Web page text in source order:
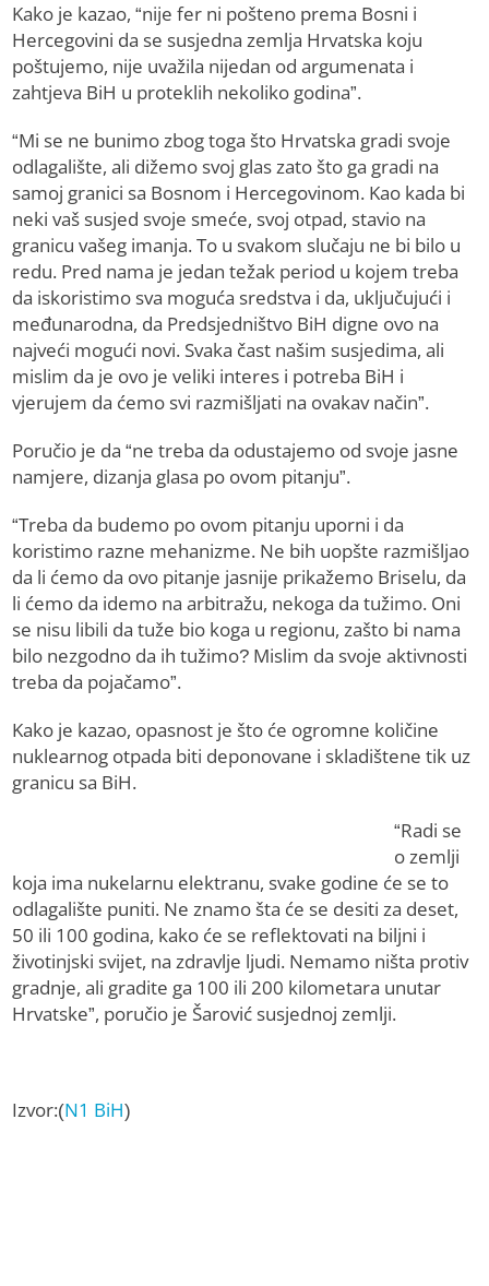
Kako je kazao, “nije fer ni pošteno prema Bosni i
Hercegovini da se susjedna zemlja Hrvatska koju
poštujemo, nije uvažila nijedan od argumenata i
zahtjeva BiH u proteklih nekoliko godina”.
“Mi se ne bunimo zbog toga što Hrvatska gradi svoje
odlagalište, ali dižemo svoj glas zato što ga gradi na
samoj granici sa Bosnom i Hercegovinom. Kao kada bi
neki vaš susjed svoje smeće, svoj otpad, stavio na
granicu vašeg imanja. To u svakom slučaju ne bi bilo u
redu. Pred nama je jedan težak period u kojem treba
da iskoristimo sva moguća sredstva i da, uključujući i
međunarodna, da Predsjedništvo BiH digne ovo na
najveći mogući novi. Svaka čast našim susjedima, ali
mislim da je ovo je veliki interes i potreba BiH i
vjerujem da ćemo svi razmišljati na ovakav način”.
Poručio je da “ne treba da odustajemo od svoje jasne
namjere, dizanja glasa po ovom pitanju”.
“Treba da budemo po ovom pitanju uporni i da
koristimo razne mehanizme. Ne bih uopšte razmišljao
da li ćemo da ovo pitanje jasnije prikažemo Briselu, da
li ćemo da idemo na arbitražu, nekoga da tužimo. Oni
se nisu libili da tuže bio koga u regionu, zašto bi nama
bilo nezgodno da ih tužimo? Mislim da svoje aktivnosti
treba da pojačamo”.
Kako je kazao, opasnost je što će ogromne količine
nuklearnog otpada biti deponovane i skladištene tik uz
granicu sa BiH.
“Radi se
o zemlji
koja ima nukelarnu elektranu, svake godine će se to
odlagalište puniti. Ne znamo šta će se desiti za deset,
50 ili 100 godina, kako će se reflektovati na biljni i
životinjski svijet, na zdravlje ljudi. Nemamo ništa protiv
gradnje, ali gradite ga 100 ili 200 kilometara unutar
Hrvatske”, poručio je Šarović susjednoj zemlji.
Izvor:(N1 BiH)